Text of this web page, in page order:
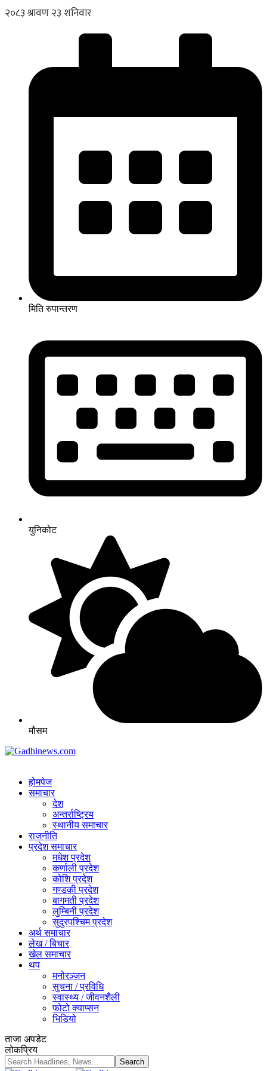
मिति रुपान्तरण
युनिकोट
मौसम
होमपेज
समाचार
देश
अन्तर्राष्ट्रिय
स्थानीय समाचार
राजनीति
प्रदेश समाचार
मधेश प्रदेश
कर्णाली प्रदेश
कोशि प्रदेश
गण्डकी प्रदेश
बागमती प्रदेश
लुम्बिनी प्रदेश
सुदुरपश्चिम प्रदेश
अर्थ समाचार
लेख / बिचार
खेल समाचार
थप
मनोरञ्जन
सुचना / प्रविधि
स्वास्थ्य / जीवनशैली
फोटो क्याप्सन
भिडियो
ताजा अपडेट
लोकप्रिय